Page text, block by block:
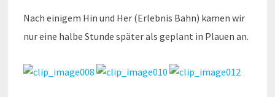
Nach einigem Hin und Her (Erlebnis Bahn) kamen wir
nur eine halbe Stunde später als geplant in Plauen an.